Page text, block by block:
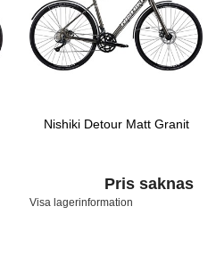
Nishiki Detour Matt Granit
Pris saknas
Visa lagerinformation